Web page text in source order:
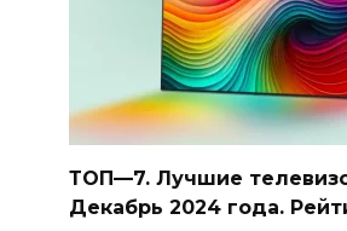
ТОП—7. Лучшие
Декабрь 2024 года.